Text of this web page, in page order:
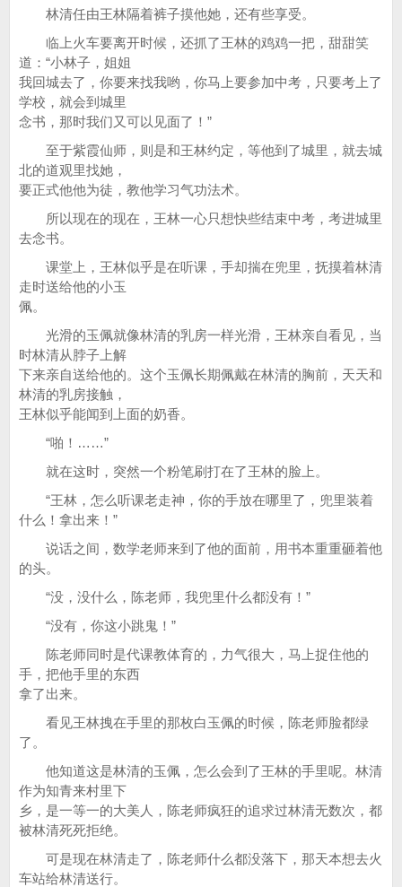
林清任由王林隔着裤子摸他她，还有些享受。
临上火车要离开时候，还抓了王林的鸡鸡一把，甜甜笑
道：“小林子，姐姐
我回城去了，你要来找我哟，你马上要参加中考，只要考上了
学校，就会到城里
念书，那时我们又可以见面了！”
至于紫霞仙师，则是和王林约定，等他到了城里，就去城
北的道观里找她，
要正式他他为徒，教他学习气功法术。
所以现在的现在，王林一心只想快些结束中考，考进城里
去念书。
课堂上，王林似乎是在听课，手却揣在兜里，抚摸着林清
走时送给他的小玉
佩。
光滑的玉佩就像林清的乳房一样光滑，王林亲自看见，当
时林清从脖子上解
下来亲自送给他的。这个玉佩长期佩戴在林清的胸前，天天和
林清的乳房接触，
王林似乎能闻到上面的奶香。
“啪！……”
就在这时，突然一个粉笔刷打在了王林的脸上。
“王林，怎么听课老走神，你的手放在哪里了，兜里装着
什么！拿出来！”
说话之间，数学老师来到了他的面前，用书本重重砸着他
的头。
“没，没什么，陈老师，我兜里什么都没有！”
“没有，你这小跳鬼！”
陈老师同时是代课教体育的，力气很大，马上捉住他的
手，把他手里的东西
拿了出来。
看见王林拽在手里的那枚白玉佩的时候，陈老师脸都绿
了。
他知道这是林清的玉佩，怎么会到了王林的手里呢。林清
作为知青来村里下
乡，是一等一的大美人，陈老师疯狂的追求过林清无数次，都
被林清死死拒绝。
可是现在林清走了，陈老师什么都没落下，那天本想去火
车站给林清送行。